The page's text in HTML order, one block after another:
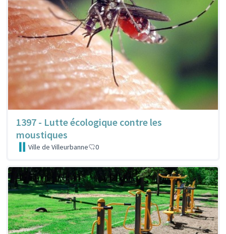
1397 - Lutte écologique contre les
moustiques
Ville de Villeurbanne 0